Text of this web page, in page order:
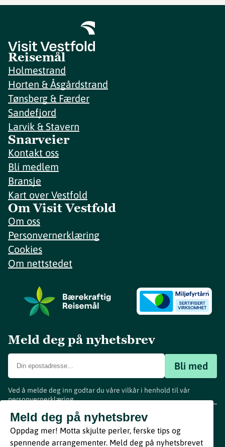
Reisemål
Holmestrand
Horten & Åsgårdstrand
Tønsberg & Færder
Sandefjord
Larvik & Stavern
Snarveier
Kontakt oss
Bli medlem
Bransje
Kart over Vestfold
Om Visit Vestfold
Om oss
Personvernerklæring
Cookies
Om nettstedet
Meld deg på nyhetsbrev
Bli med
Ved å melde deg inn godtar du våre vilkår i henhold til vår
personvernerklæring.
Meld deg på nyhetsbrev
Oppdag mer! Motta skjulte perler, ferske tips og
spennende arrangementer. Meld deg på nyhetsbrevet
www.visitvestfold.com
Turistinformasjon
Vestfold Fylkeskommune